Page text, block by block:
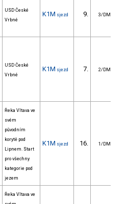
USD České
Vrbné
K1M sjezd 9. 3/DM
USD České
Vrbné
K1M sjezd 7. 2/DM
Řeka Vltava ve
svém
původním
korytě pod
Lipnem. Start
pro všechny
kategorie pod
jezem
K1M sjezd 16. 1/DM
Řeka Vltava ve